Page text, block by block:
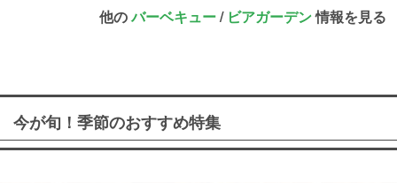
他のバーベキュー/ ビアガーデン情報を見る
今が旬！季節のおすすめ特集